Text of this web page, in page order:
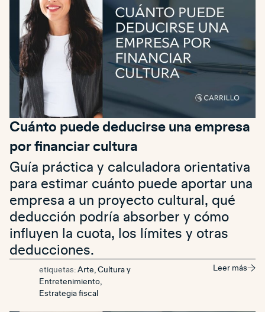
Cuánto puede deducirse una empresa
por financiar cultura
Guía práctica y calculadora orientativa
para estimar cuánto puede aportar una
empresa a un proyecto cultural, qué
deducción podría absorber y cómo
influyen la cuota, los límites y otras
deducciones.
etiquetas: Arte, Cultura y
Entretenimiento,
Estrategia fiscal
Leer más